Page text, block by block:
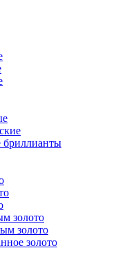
золото
золото
золото